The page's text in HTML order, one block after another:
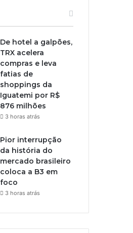
De hotel a galpões,
TRX acelera
compras e leva
fatias de
shoppings da
Iguatemi por R$
876 milhões
3 horas atrás
Pior interrupção
da história do
mercado brasileiro
coloca a B3 em
foco
3 horas atrás